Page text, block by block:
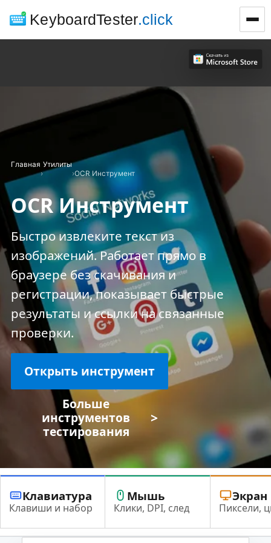
KeyboardTester.click
Главная
›
Утилиты
›OCR Инструмент
OCR Инструмент
Быстро извлеките текст из
изображений. Работает прямо в
браузере без скачивания и
регистрации, показывает быстрые
результаты и ссылки на связанные
проверки.
Открыть инструмент
Больше
инструментов
тестирования
>
Клавиатура
Клавиши и набор
Мышь
Клики, DPI, след
Экран
Пиксели,